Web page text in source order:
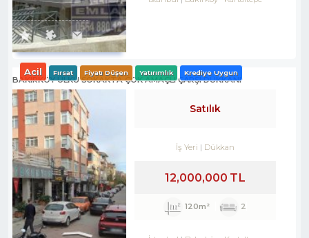
BAKIRKÖY ÜLKÜ SOKAKTA ÇOK AMAÇLI ÇARŞI DÜKKANI
Acil Fırsat Fiyatı Düşen Yatırımlık Krediye Uygun
Satılık
İş Yeri Dükkan
12,000,000 TL
120m² 2